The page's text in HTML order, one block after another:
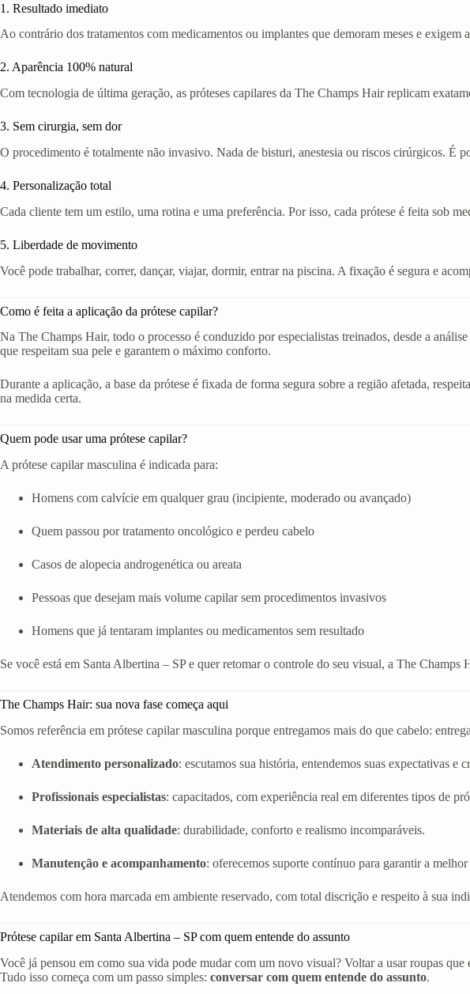
1. Resultado imediato
Ao contrário dos tratamentos com medicamentos ou implantes que demoram meses e
2. Aparência 100% natural
Com tecnologia de última geração, as próteses capilares da The Champs Hair replicam
3. Sem cirurgia, sem dor
O procedimento é totalmente não invasivo. Nada de bisturi, anestesia ou riscos cirúrgicos. É
4. Personalização total
Cada cliente tem um estilo, uma rotina e uma preferência. Por isso, cada prótese é feita sob
5. Liberdade de movimento
Você pode trabalhar, correr, dançar, viajar, dormir, entrar na piscina. A fixação é segura e
Como é feita a aplicação da prótese capilar?
Na The Champs Hair, todo o processo é conduzido por especialistas treinados, desde a
que respeitam sua pele e garantem o máximo conforto.
Durante a aplicação, a base da prótese é fixada de forma segura sobre a região afetada,
na medida certa.
Quem pode usar uma prótese capilar?
A prótese capilar masculina é indicada para:
Homens com calvície em qualquer grau (incipiente, moderado ou avançado)
Quem passou por tratamento oncológico e perdeu cabelo
Casos de alopecia androgenética ou areata
Pessoas que desejam mais volume capilar sem procedimentos invasivos
Homens que já tentaram implantes ou medicamentos sem resultado
Se você está em Santa Albertina – SP e quer retomar o controle do seu visual, a The Champs
The Champs Hair: sua nova fase começa aqui
Somos referência em prótese capilar masculina porque entregamos mais do que cabelo:
Atendimento personalizado: escutamos sua história, entendemos suas expectativas e
Profissionais especialistas: capacitados, com experiência real em diferentes tipos de
Materiais de alta qualidade: durabilidade, conforto e realismo incomparáveis.
Manutenção e acompanhamento: oferecemos suporte contínuo para garantir a
Atendemos com hora marcada em ambiente reservado, com total discrição e respeito à sua
Prótese capilar em Santa Albertina – SP com quem entende do assunto
Você já pensou em como sua vida pode mudar com um novo visual? Voltar a usar roupas
Tudo isso começa com um passo simples: conversar com quem entende do assunto.